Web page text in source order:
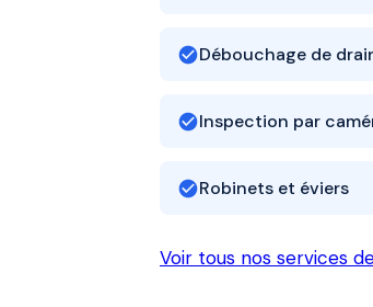
Débouchage de
Inspection par
Robinets et éviers
Voir tous nos services